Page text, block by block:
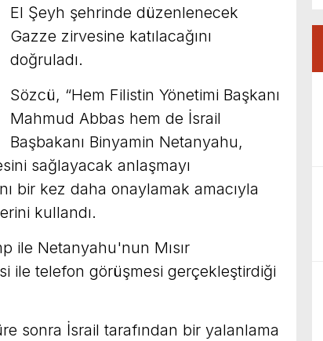
El Şeyh şehrinde düzenlenecek
Gazze zirvesine katılacağını
doğruladı.
Sözcü, “Hem Filistin Yönetimi Başkanı
Mahmud Abbas hem de İsrail
Başbakanı Binyamin Netanyahu,
sağlayacak anlaşmayı
bir kez daha onaylamak amacıyla
kullandı.
ile Netanyahu'nun Mısır
ile telefon görüşmesi gerçekleştirdiği
sonra İsrail tarafından bir yalanlama